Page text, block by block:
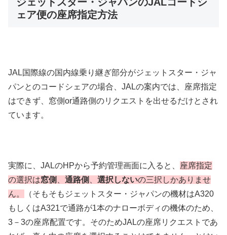
ェア便の座席指定方法
JAL国際線の国内線乗り継ぎ部分がジェットスター・ジャ
パンとのコードシェアの場合、JALの案内では、座席指定
はできず、窓側or通路側のリクエストを出せるだけとされ
ています。
実際に、JALのHPから予約管理画面に入ると、
座席指定
の選択は窓側 通路側 選択しないの三択しかありませ
ん。
（そもそもジェットスター・ジャパンの機材はA320
もしくはA321で通路が1本のナローボディの機体のため、
3－3の座席配置です。そのためJALの座席リクエストであ